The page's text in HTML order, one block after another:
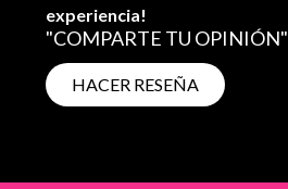
experiencia!
"COMPARTE TU OPINIÓN"
HACER RESEÑA